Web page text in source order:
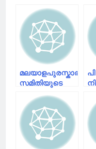
മലയാളപുരസ്കാര
സമിതിയുടെ
ഒമ്പതാമത്
പുരസ്കാരം
വിളംബരം
ചെയ്തു